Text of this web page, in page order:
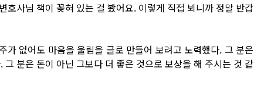
사님 책이 꽂혀 있는 걸 봤어요. 이렇게 직접 뵈니까 정말 반갑
없어도 마음을 울림을 글로 만들어 보려고 노력했다. 그 분은
분은 돈이 아닌 그보다 더 좋은 것으로 보상을 해 주시는 것 같